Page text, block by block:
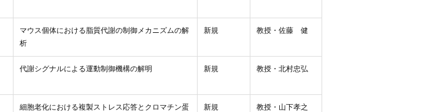
マウス個体における脂質代謝の制御メカニズムの解
析
新規 教授・佐藤 健
代謝シグナルによる運動制御機構の解明 新規 教授・北村忠弘
細胞老化における複製ストレス応答とクロマチン蛋
新規 教授・山下孝之